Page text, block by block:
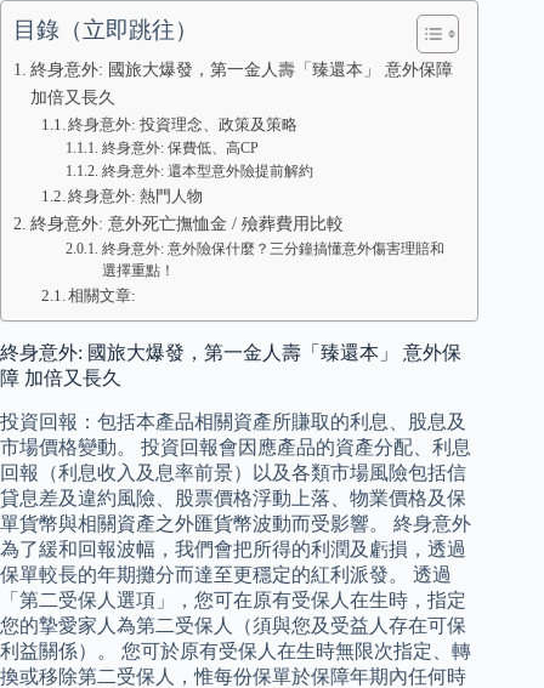
目錄（立即跳往）
終身意外: 國旅大爆發，第一金人壽「臻還本」 意外保障
加倍又長久
終身意外: 投資理念、政策及策略
終身意外: 保費低、高CP
終身意外: 還本型意外險提前解約
終身意外: 熱門人物
終身意外: 意外死亡撫恤金 / 殮葬費用比較
終身意外: 意外險保什麼？三分鐘搞懂意外傷害理賠和
選擇重點！
相關文章:
終身意外: 國旅大爆發，第一金人壽「臻還本」 意外保
障 加倍又長久
投資回報：包括本產品相關資產所賺取的利息、股息及
市場價格變動。 投資回報會因應產品的資產分配、利息
回報（利息收入及息率前景）以及各類市場風險包括信
貸息差及違約風險、股票價格浮動上落、物業價格及保
單貨幣與相關資產之外匯貨幣波動而受影響。 終身意外
為了緩和回報波幅，我們會把所得的利潤及虧損，透過
保單較長的年期攤分而達至更穩定的紅利派發。 透過
「第二受保人選項」，您可在原有受保人在生時，指定
您的摯愛家人為第二受保人（須與您及受益人存在可保
利益關係）。 您可於原有受保人在生時無限次指定、轉
換或移除第二受保人，惟每份保單於保障年期內任何時